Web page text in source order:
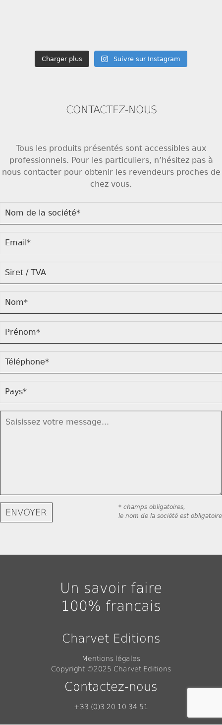
Charger plus Suivre sur Instagram
CONTACTEZ-NOUS
Tous les produits présentés sont accessibles aux
professionnels. Pour les particuliers, n’hésitez pas à
nous contacter pour obtenir les revendeurs proches de
chez vous.
* champs obligatoires,
le nom de la société est obligatoire
Un savoir faire
100% francais
Charvet Editions
Mentions légales
Copyright ©2025 Charvet Editions
Contactez-nous
+33 (0)3 20 10 34 51